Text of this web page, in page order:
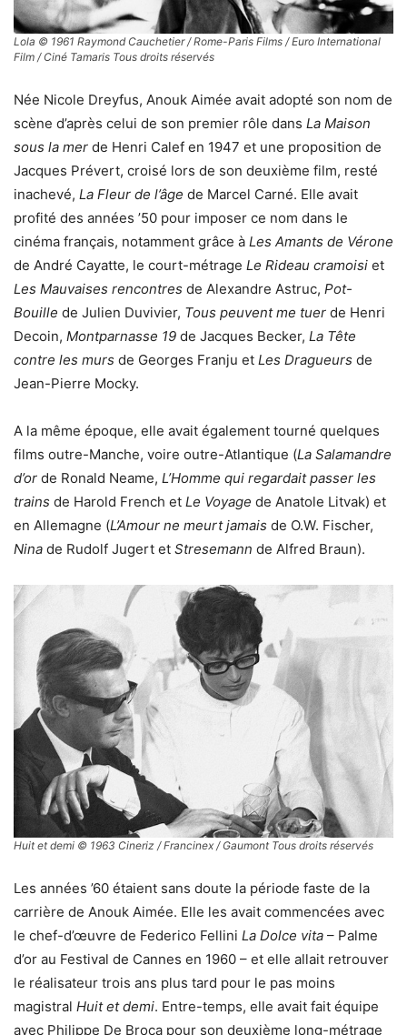
Lola © 1961 Raymond Cauchetier / Rome-Paris Films / Euro International
Film / Ciné Tamaris Tous droits réservés
Née Nicole Dreyfus, Anouk Aimée avait adopté son nom de
scène d’après celui de son premier rôle dans La Maison
sous la mer de Henri Calef en 1947 et une proposition de
Jacques Prévert, croisé lors de son deuxième film, resté
inachevé, La Fleur de l’âge de Marcel Carné. Elle avait
profité des années ’50 pour imposer ce nom dans le
cinéma français, notamment grâce à Les Amants de Vérone
de André Cayatte, le court-métrage Le Rideau cramoisi et
Les Mauvaises rencontres de Alexandre Astruc, Pot-
Bouille de Julien Duvivier, Tous peuvent me tuer de Henri
Decoin, Montparnasse 19 de Jacques Becker, La Tête
contre les murs de Georges Franju et Les Dragueurs de
Jean-Pierre Mocky.
A la même époque, elle avait également tourné quelques
films outre-Manche, voire outre-Atlantique (La Salamandre
d’or de Ronald Neame, L’Homme qui regardait passer les
trains de Harold French et Le Voyage de Anatole Litvak) et
en Allemagne (L’Amour ne meurt jamais de O.W. Fischer,
Nina de Rudolf Jugert et Stresemann de Alfred Braun).
Huit et demi © 1963 Cineriz / Francinex / Gaumont Tous droits réservés
Les années ’60 étaient sans doute la période faste de la
carrière de Anouk Aimée. Elle les avait commencées avec
le chef-d’œuvre de Federico Fellini La Dolce vita – Palme
d’or au Festival de Cannes en 1960 – et elle allait retrouver
le réalisateur trois ans plus tard pour le pas moins
magistral Huit et demi. Entre-temps, elle avait fait équipe
avec Philippe De Broca pour son deuxième long-métrage